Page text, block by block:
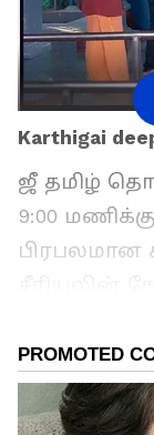
Karthigai
ஜீ தமிழ்
9:00
பிரபலமான
பரிகாரம்
செய்ய
குண்டத்தை